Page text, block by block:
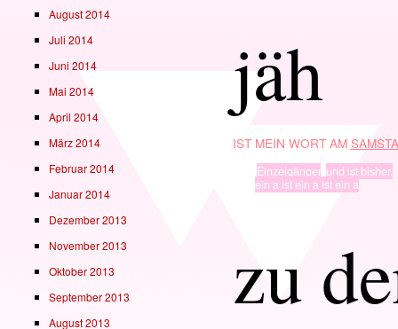
jäh
IST MEIN WORT AM
Einzelgänger, und ist bisher.
ein a ist ein a ist ein a
zu
August 2014
Juli 2014
Juni 2014
Mai 2014
April 2014
März 2014
Februar 2014
Januar 2014
Dezember 2013
November 2013
Oktober 2013
September 2013
August 2013